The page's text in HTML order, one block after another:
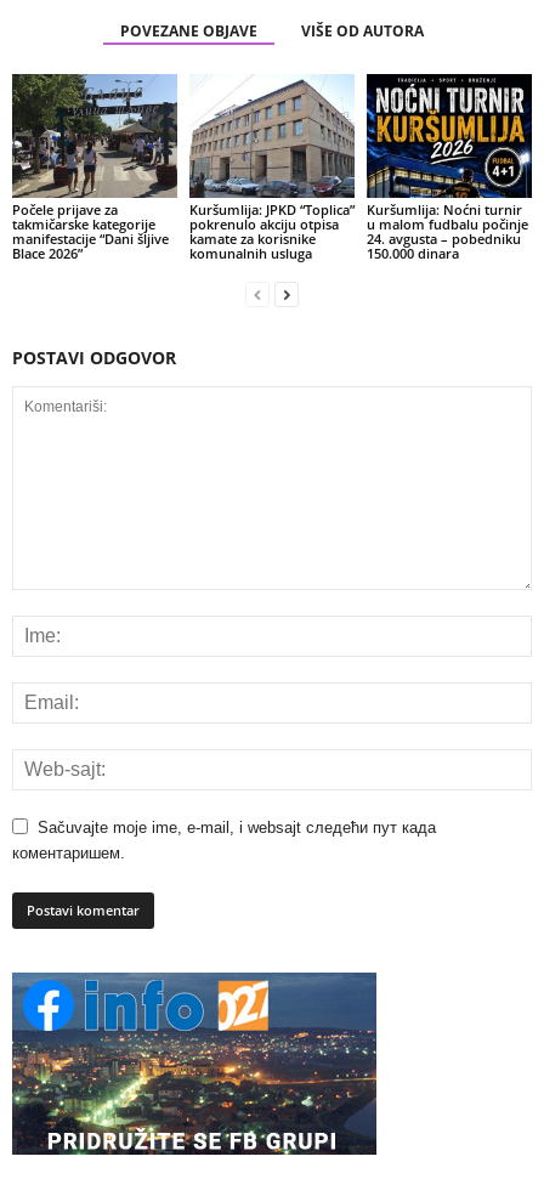
POVEZANE OBJAVE VIŠE OD AUTORA
Počele prijave za
takmičarske kategorije
manifestacije “Dani šljive
Blace 2026”
Kuršumlija: JPKD “Toplica”
pokrenulo akciju otpisa
kamate za korisnike
komunalnih usluga
Kuršumlija: Noćni turnir
u malom fudbalu počinje
24. avgusta – pobedniku
150.000 dinara
POSTAVI ODGOVOR
Sačuvajte moje ime, e-mail, i websajt следећи пут када
коментаришем.